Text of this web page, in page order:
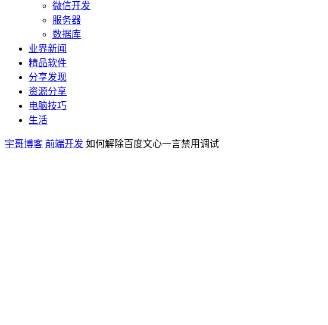
微信开发
服务器
数据库
业界新闻
精品软件
分享发现
资源分享
电脑技巧
生活
宇哥博客 前端开发 如何解除百度文心一言禁用调试